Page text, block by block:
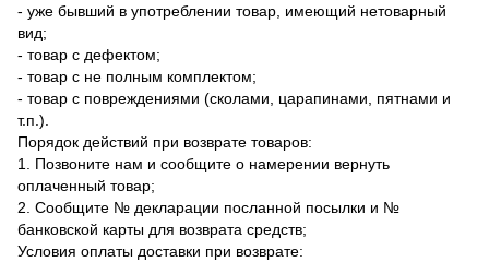
- уже бывший в употреблении товар, имеющий нетоварный
вид;
- товар с дефектом;
- товар с не полным комплектом;
- товар с повреждениями (сколами, царапинами, пятнами и
т.п.).
Порядок действий при возврате товаров:
1. Позвоните нам и сообщите о намерении вернуть
оплаченный товар;
2. Сообщите № декларации посланной посылки и №
банковской карты для возврата средств;
Условия оплаты доставки при возврате: